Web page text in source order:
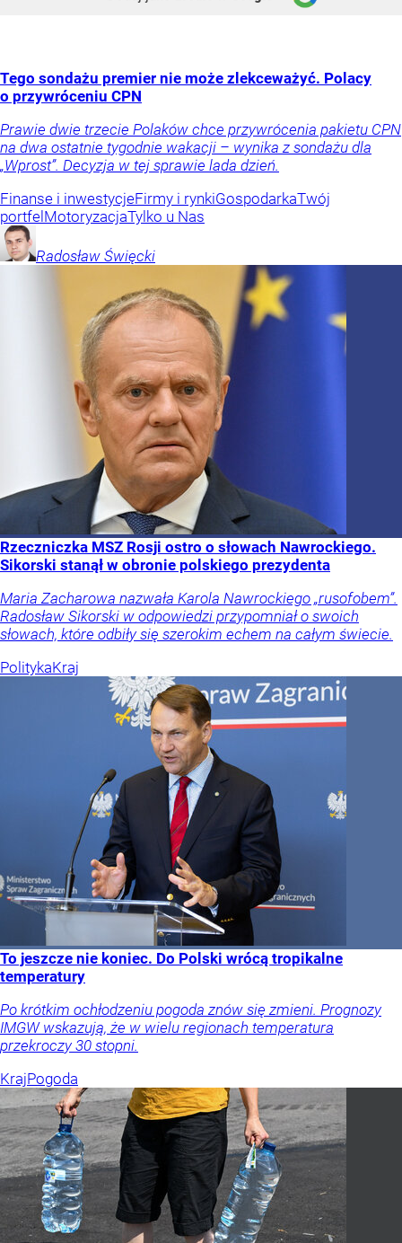
Tego sondażu premier nie może zlekceważyć. Polacy
o przywróceniu CPN
Prawie dwie trzecie Polaków chce przywrócenia pakietu CPN
na dwa ostatnie tygodnie wakacji – wynika z sondażu dla
„Wprost”. Decyzja w tej sprawie lada dzień.
Finanse i inwestycjeFirmy i rynkiGospodarkaTwój
portfel MotoryzacjaTylko u Nas
Radosław Święcki
Rzeczniczka MSZ Rosji ostro o słowach Nawrockiego.
Sikorski stanął w obronie polskiego prezydenta
Maria Zacharowa nazwała Karola Nawrockiego „rusofobem”.
Radosław Sikorski w odpowiedzi przypomniał o swoich
słowach, które odbiły się szerokim echem na całym świecie.
PolitykaKraj
To jeszcze nie koniec. Do Polski wrócą tropikalne
temperatury
Po krótkim ochłodzeniu pogoda znów się zmieni. Prognozy
IMGW wskazują, że w wielu regionach temperatura
przekroczy 30 stopni.
KrajPogoda